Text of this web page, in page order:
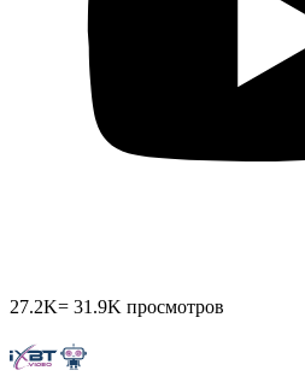
27.2K= 31.9K просмотров